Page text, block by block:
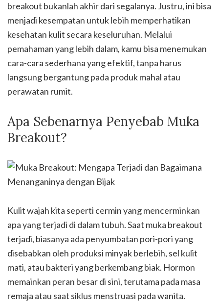
breakout bukanlah akhir dari segalanya. Justru, ini bisa
menjadi kesempatan untuk lebih memperhatikan
kesehatan kulit secara keseluruhan. Melalui
pemahaman yang lebih dalam, kamu bisa menemukan
cara-cara sederhana yang efektif, tanpa harus
langsung bergantung pada produk mahal atau
perawatan rumit.
Apa Sebenarnya Penyebab Muka
Breakout?
Kulit wajah kita seperti cermin yang mencerminkan
apa yang terjadi di dalam tubuh. Saat muka breakout
terjadi, biasanya ada penyumbatan pori-pori yang
disebabkan oleh produksi minyak berlebih, sel kulit
mati, atau bakteri yang berkembang biak. Hormon
memainkan peran besar di sini, terutama pada masa
remaja atau saat siklus menstruasi pada wanita.